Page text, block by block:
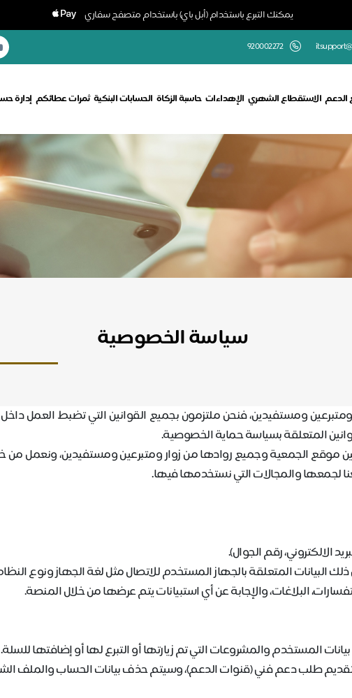
يمكنك التبرع باستخدام (أبل باي) باستخدام متصفح سفاري
920002272
الدعم الاستقطاع الشهري الإهداءات حاسبة الزكاة الحسابات البنكية ثمرات عطائكم إدارة
سياسة الخصوصية
ومستفيدين، فنحن ملتزمون بجميع القوانين التي تضبط العمل داخل
المتعلقة بسياسة حماية الخصوصية.
الجمعية وجميع روادها من زوار ومتبرعين ومستفيدين، ونعمل من
لجمعها والمجالات التي نستخدمها فيها.
الالكتروني، رقم الجوال).
ذلك البيانات المتعلقة بالجهاز المستخدم للاتصال مثل لغة الجهاز ونوع
البلاغات، والإجابة عن أي استبيانات يتم عرضها من خلال المنصة.
المستخدم والمشروعات التي تم زيارتها أو التبرع لها أو إضافتها للسلة.
طلب دعم فني (قنوات الدعم)، وسيتم حذف بيانات الحساب والملف